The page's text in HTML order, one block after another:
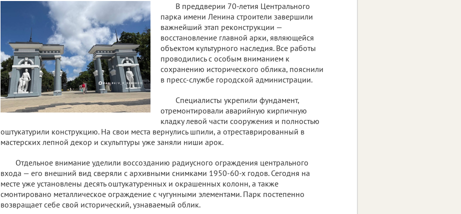
В преддверии 70-летия Центрального
парка имени Ленина строители завершили
важнейший этап реконструкции —
восстановление главной арки, являющейся
объектом культурного наследия. Все работы
проводились с особым вниманием к
сохранению исторического облика, пояснили
в пресс-службе городской администрации.
Специалисты укрепили фундамент,
отремонтировали аварийную кирпичную
кладку левой части сооружения и полностью
оштукатурили конструкцию. На свои места вернулись шпили, а отреставрированный в
мастерских лепной декор и скульптуры уже заняли ниши арок.
Отдельное внимание уделили воссозданию радиусного ограждения центрального
входа — его внешний вид сверяли с архивными снимками 1950-60-х годов. Сегодня на
месте уже установлены десять оштукатуренных и окрашенных колонн, а также
смонтировано металлическое ограждение с чугунными элементами. Парк постепенно
возвращает себе свой исторический, узнаваемый облик.